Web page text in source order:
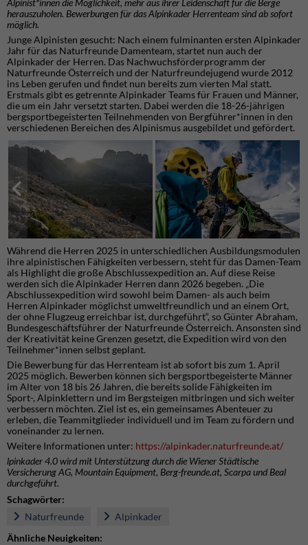
herauszuholen. Bewerbungen für das Alpinkader Herrenteam sind ab sofort
möglich.
Junge Alpinisten gesucht: Nach einem fulminanten ersten Alpinkader
Jahr für das Naturfreunde Damenteam, startet nun auch der
Alpinkader der Herren. Das Nachwuchsförderprogramm der
Naturfreunde Österreich und der Naturfreundejugend wurde 2012
ins Leben gerufen und findet nun bereits zum vierten Mal statt.
Erstmals gibt es getrennte Alpinkader Teams für Frauen und Männer,
die um ein Jahr versetzt starten. Dabei werden die 18-26-jährigen
bergsportbegeisterten Teilnehmenden von Bergführer*innen in den
verschiedenen Bereichen des Alpinismus ausgebildet und gefördert.
Während die Herren 2025 in unterschiedlichen Ausbildungsmodulen
ihre alpinistischen Fähigkeiten verbessern, steht für das Damen-Team
als Highlight die große Abschlussexpedition an. Auf diese Reise
werden sich die Alpinkader Herren dann 2026 begeben. „Die
Abschlussexpedition wird sowohl beim Damen- als auch beim
Herren Alpinkader möglichst umweltfreundlich und an einem Ort,
der ohne Flugzeug erreichbar ist, durchgeführt“, so Günter Abraham,
Bundesgeschäftsführer der Naturfreunde Österreich. Ansonsten sind
der Kreativität keine Grenzen gesetzt, die Expedition wird von den
Teilnehmer*innen selbst geplant.
Die Bewerbung für das Herrenteam ist ab sofort bis zum 1. April
2025 möglich. Bewerben können sich bergsportbegeisterte Männer
im Alter von 18 bis 26 Jahren, die bereits solide Fähigkeiten im
Sport-, Alpinklettern und im Bergsteigen mitbringen und sich weiter
verbessern möchten. Ziel ist es, ein gemeinsames Abenteuer zu
erleben, die Teammitglieder individuell und im Team zu fördern und
voneinander zu lernen.
Weitere Informationen unter: https://alpinkader.naturfreunde.at/
lpinkader 4.0 wird mit Unterstützung durch die Wiener Städtische
Versicherung AG, Mountain Equipment, Berg-freunde.at, Scarpa und Beal
durchgeführt.
Schagwörter:
Naturfreunde
Alpinkader
Ähnliche Neuigkeiten: